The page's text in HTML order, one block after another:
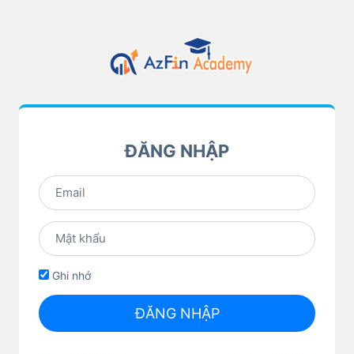
ĐĂNG NHẬP
Ghi nhớ
ĐĂNG NHẬP